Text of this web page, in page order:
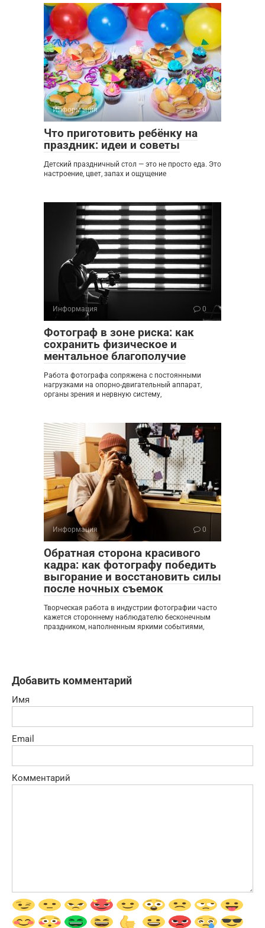
Информация 0
Что приготовить ребёнку на
праздник: идеи и советы
Детский праздничный стол — это не просто еда. Это
настроение, цвет, запах и ощущение
Информация 0
Фотограф в зоне риска: как
сохранить физическое и
ментальное благополучие
Работа фотографа сопряжена с постоянными
нагрузками на опорно-двигательный аппарат,
органы зрения и нервную систему,
Информация 0
Обратная сторона красивого
кадра: как фотографу победить
выгорание и восстановить силы
после ночных съемок
Творческая работа в индустрии фотографии часто
кажется стороннему наблюдателю бесконечным
праздником, наполненным яркими событиями,
Добавить комментарий
Имя
Email
Комментарий